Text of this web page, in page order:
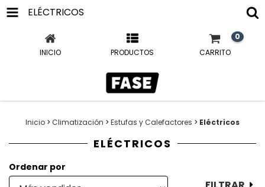
ELÉCTRICOS
INICIO PRODUCTOS CARRITO
0
Inicio > Climatización > Estufas y Calefactores > Eléctricos
ELÉCTRICOS
Ordenar por